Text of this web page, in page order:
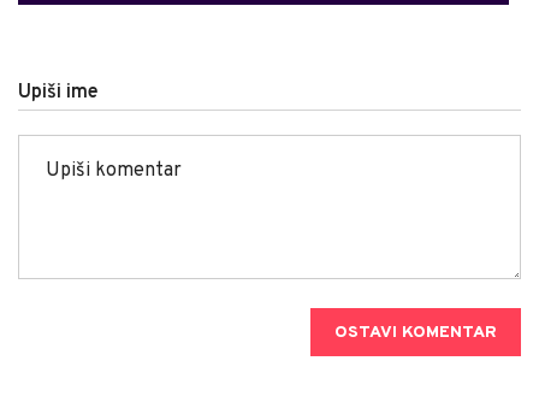
Upiši ime
OSTAVI KOMENTAR